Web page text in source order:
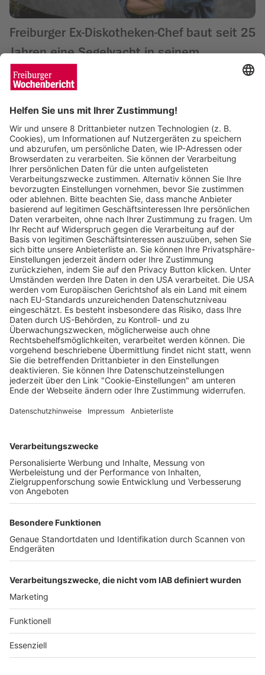
Freiburger Ex-Diskotheken-Chef baut seit 25
Jahren eine Segelyacht in seinem
Vorgarten
Schauinsland Klassik: In Freiburg ist am
Freitag und Samstag wieder Rallye-Zeit
Wochenbericht 31.07.2024
Freiburger Wochenbericht
Der Wochenbericht
wurde zum 31. Juli 2026
eingestellt.
News
Lokales
Sport